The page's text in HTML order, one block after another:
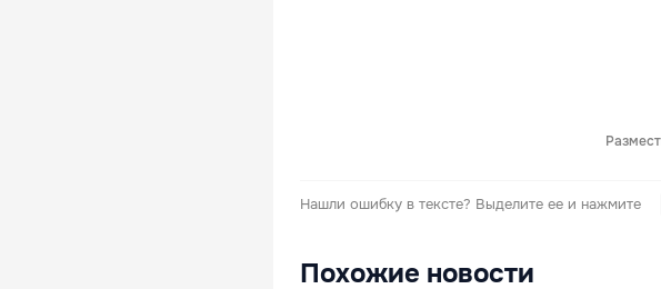
Нашли ошибку в тексте? Выделите ее и нажмите
Похожие новости